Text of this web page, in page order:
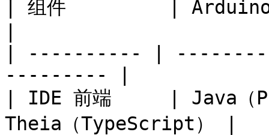
| 组件         |
| ---------- |
--------- |
| IDE 前端     | Java（
Theia（TypeScript） |